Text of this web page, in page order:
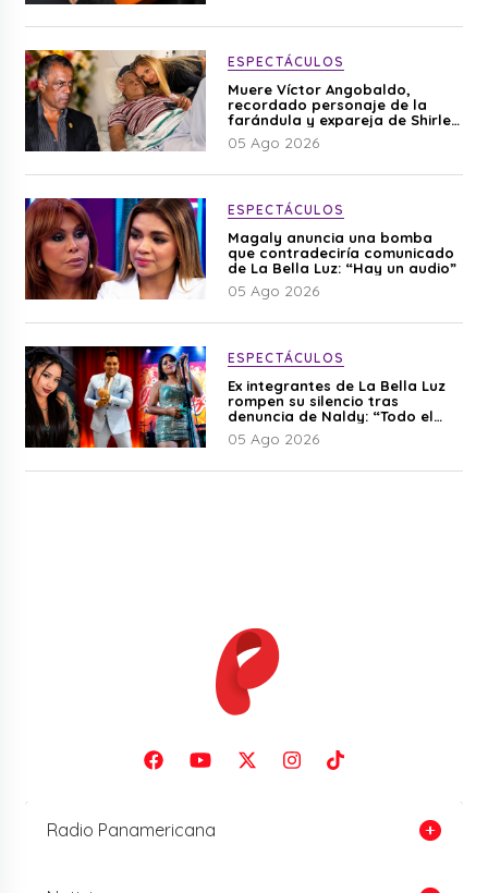
ESPECTÁCULOS
Muere Víctor Angobaldo,
recordado personaje de la
farándula y expareja de Shirley
Cherres
05 Ago 2026
ESPECTÁCULOS
Magaly anuncia una bomba
que contradeciría comunicado
de La Bella Luz: “Hay un audio”
05 Ago 2026
ESPECTÁCULOS
Ex integrantes de La Bella Luz
rompen su silencio tras
denuncia de Naldy: “Todo el
mundo lo sabía”
05 Ago 2026
Radio Panamericana